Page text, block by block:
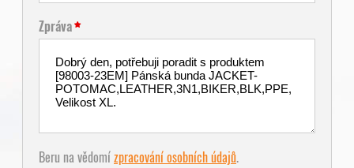
Zpráva
Beru na vědomízpracování osobních údajů.